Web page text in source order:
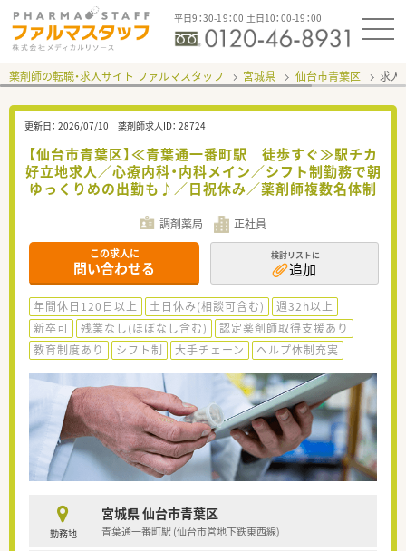
平日9：30-19：00 土日10：00-19：00
薬剤師の転職・求人サイト ファルマスタッフ 宮城県 仙台市青葉区 求人
更新日： 2026/07/10 薬剤師求人ID： 28724
【仙台市青葉区】≪青葉通一番町駅 徒歩すぐ≫駅チカ
好立地求人／心療内科・内科メイン／シフト制勤務で朝
ゆっくりめの出勤も♪／日祝休み／薬剤師複数名体制
調剤薬局 正社員
この求人に
問い合わせる
検討リストに
追加
年間休日120日以上 土日休み(相談可含む)
週32h以上
新卒可
残業なし(ほぼなし含む)
認定薬剤師取得支援あり
教育制度あり
シフト制 大手チェーン ヘルプ体制充実
勤務地
宮城県 仙台市青葉区
青葉通一番町駅 (仙台市営地下鉄東西線)